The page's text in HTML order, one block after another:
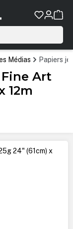
Médias Papiers
Fine Art
12m